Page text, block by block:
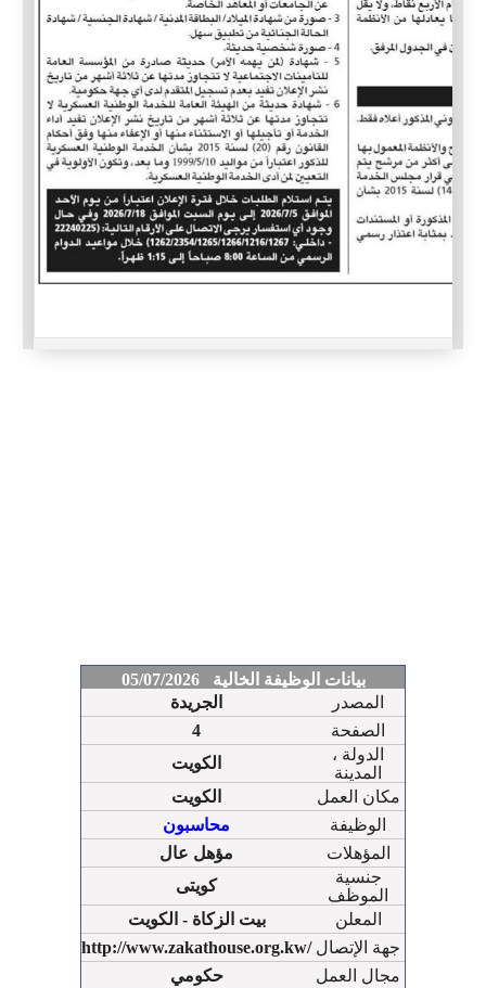
بيانات الوظيفة الخالية 05/07/2026
الجريدة
المصدر
4
الصفحة
الكويت
الدولة ،
المدينة
الكويت
مكان العمل
محاسبون
الوظيفة
مؤهل عال
المؤهلات
كويتى
جنسية
الموظف
بيت الزكاة - الكويت
المعلن
http://www.zakathouse.org.kw/ جهة الإتصال
حكومي
مجال العمل